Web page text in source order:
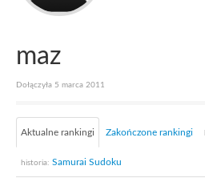
Rankingi
maz
Dołączyła 5 marca 2011
Aktualne rankingi Zakończone rankingi
historia: Samurai Sudoku